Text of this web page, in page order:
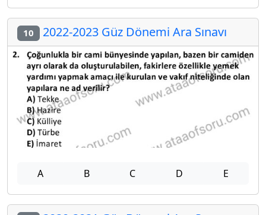
10 2022-2023 Güz Dönemi Ara Sınavı
A B C D E